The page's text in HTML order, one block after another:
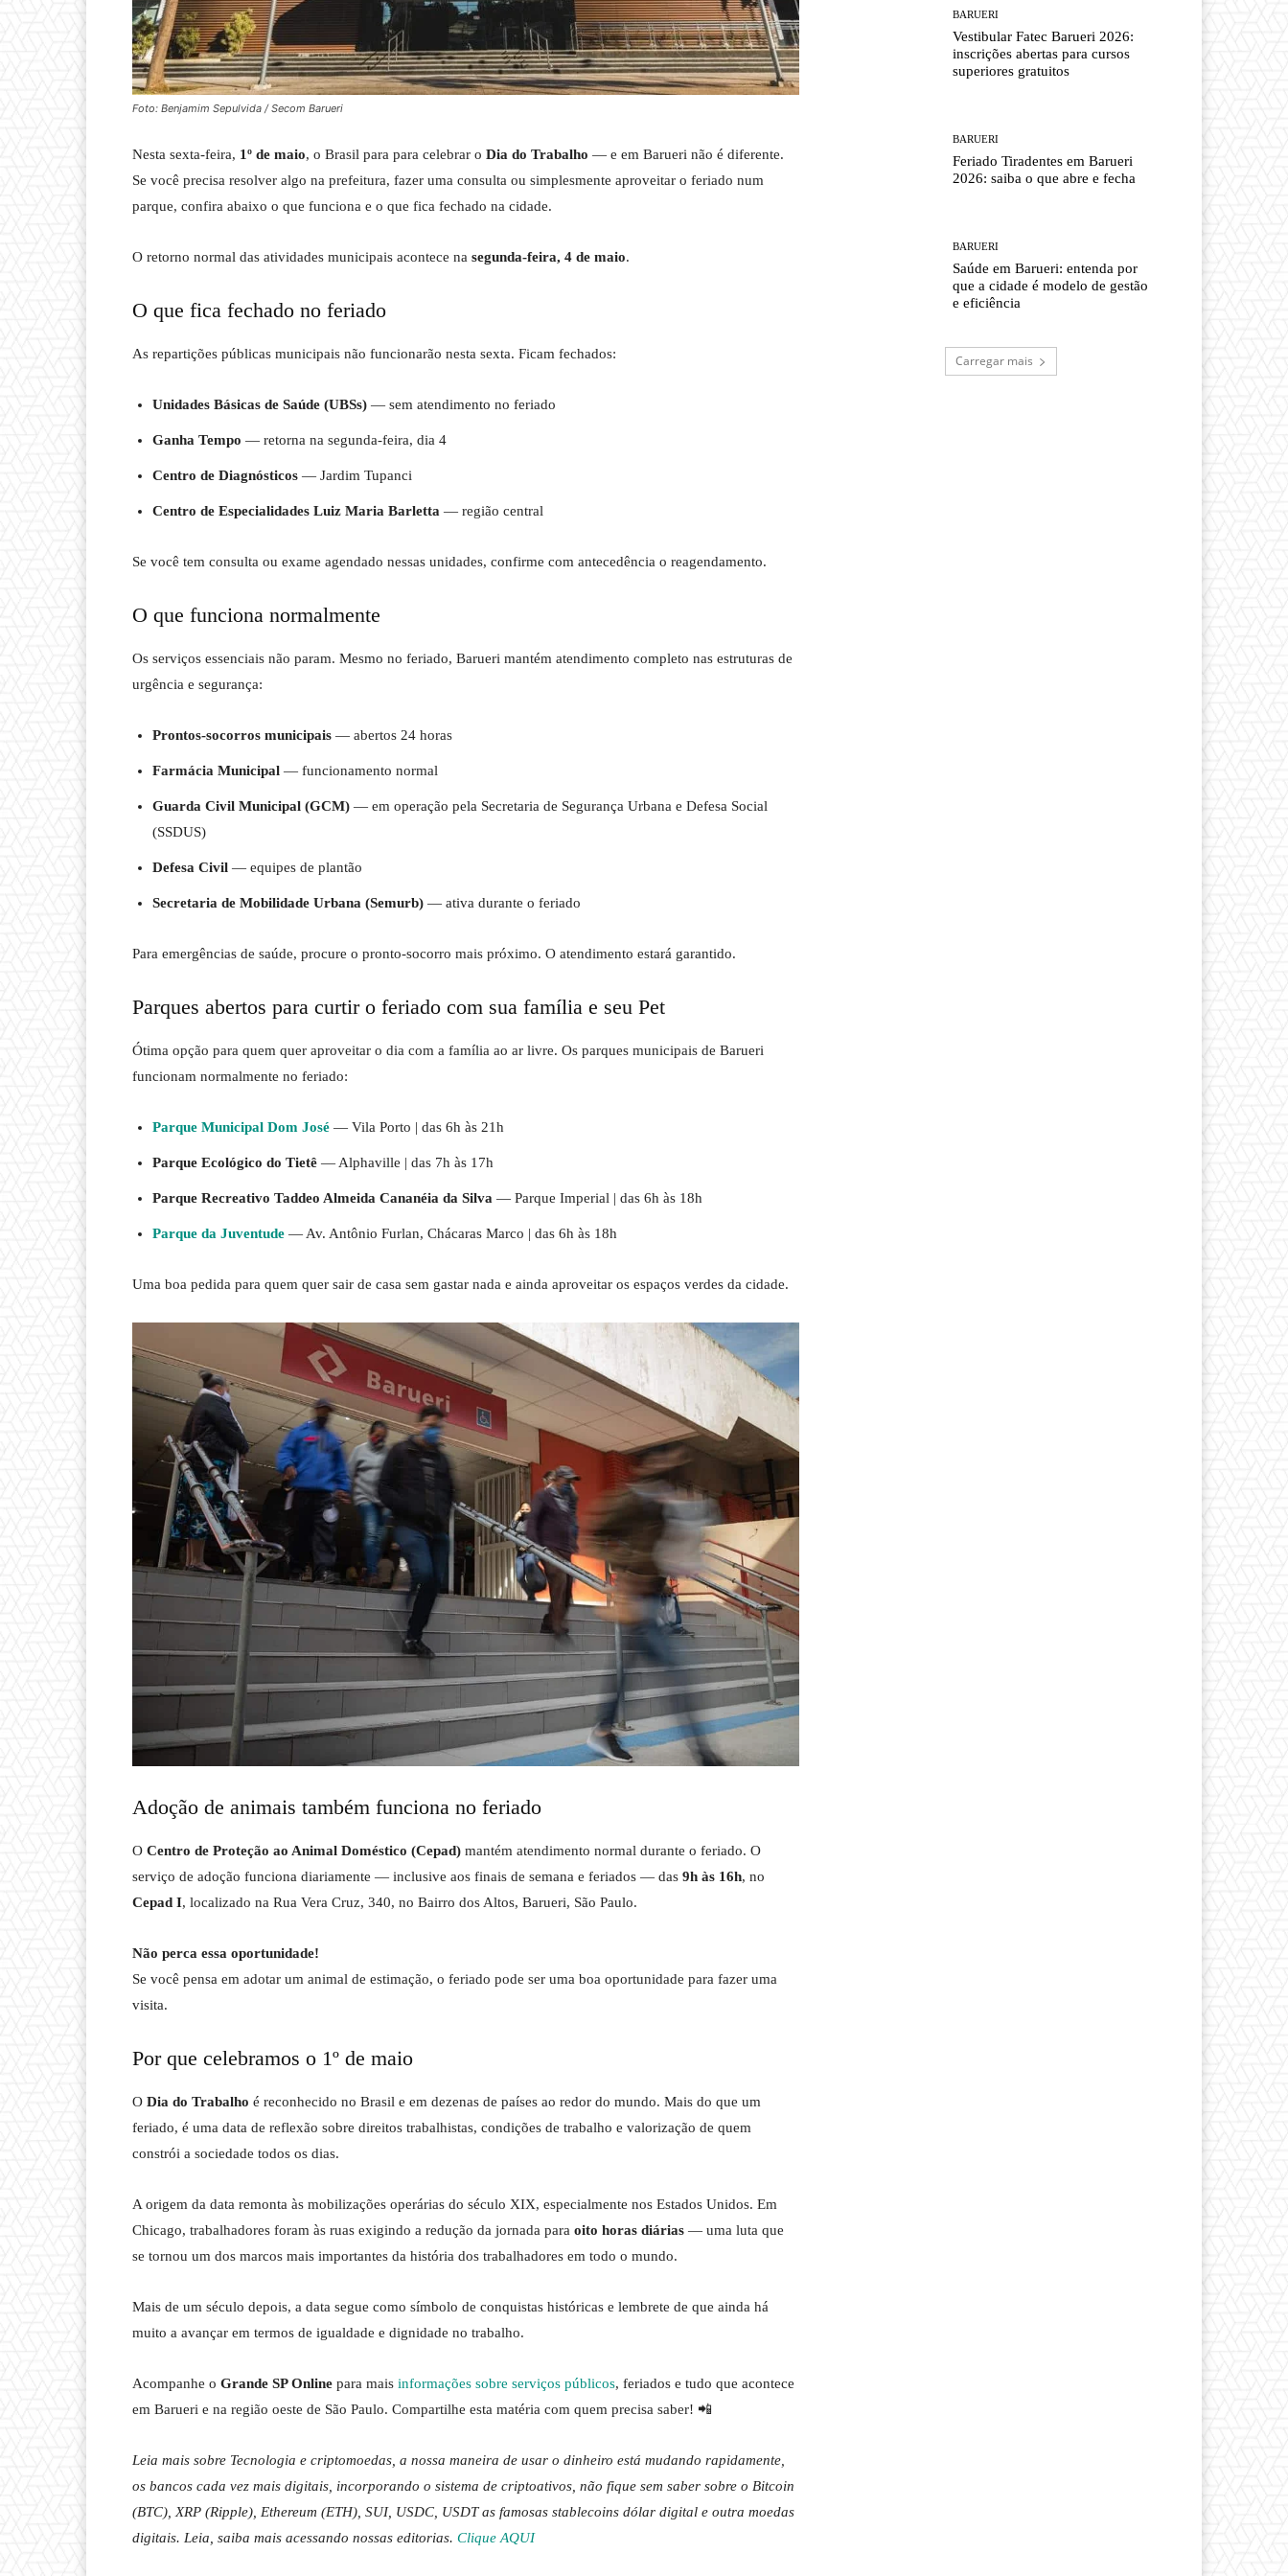
Foto: Benjamim Sepulvida / Secom Barueri
Nesta sexta-feira, 1º de maio, o Brasil para para celebrar o Dia do Trabalho — e em Barueri não é diferente.
Se você precisa resolver algo na prefeitura, fazer uma consulta ou simplesmente aproveitar o feriado num
parque, confira abaixo o que funciona e o que fica fechado na cidade.
O retorno normal das atividades municipais acontece na segunda-feira, 4 de maio.
O que fica fechado no feriado
As repartições públicas municipais não funcionarão nesta sexta. Ficam fechados:
Unidades Básicas de Saúde (UBSs) — sem atendimento no feriado
Ganha Tempo — retorna na segunda-feira, dia 4
Centro de Diagnósticos — Jardim Tupanci
Centro de Especialidades Luiz Maria Barletta — região central
Se você tem consulta ou exame agendado nessas unidades, confirme com antecedência o reagendamento.
O que funciona normalmente
Os serviços essenciais não param. Mesmo no feriado, Barueri mantém atendimento completo nas estruturas de
urgência e segurança:
Prontos-socorros municipais — abertos 24 horas
Farmácia Municipal — funcionamento normal
Guarda Civil Municipal (GCM) — em operação pela Secretaria de Segurança Urbana e Defesa Social
(SSDUS)
Defesa Civil — equipes de plantão
Secretaria de Mobilidade Urbana (Semurb) — ativa durante o feriado
Para emergências de saúde, procure o pronto-socorro mais próximo. O atendimento estará garantido.
Parques abertos para curtir o feriado com sua família e seu Pet
Ótima opção para quem quer aproveitar o dia com a família ao ar livre. Os parques municipais de Barueri
funcionam normalmente no feriado:
Parque Municipal Dom José — Vila Porto | das 6h às 21h
Parque Ecológico do Tietê — Alphaville | das 7h às 17h
Parque Recreativo Taddeo Almeida Cananéia da Silva — Parque Imperial | das 6h às 18h
Parque da Juventude — Av. Antônio Furlan, Chácaras Marco | das 6h às 18h
Uma boa pedida para quem quer sair de casa sem gastar nada e ainda aproveitar os espaços verdes da cidade.
Adoção de animais também funciona no feriado
O Centro de Proteção ao Animal Doméstico (Cepad) mantém atendimento normal durante o feriado. O
serviço de adoção funciona diariamente — inclusive aos finais de semana e feriados — das 9h às 16h, no
Cepad I, localizado na Rua Vera Cruz, 340, no Bairro dos Altos, Barueri, São Paulo.
Não perca essa oportunidade!
Se você pensa em adotar um animal de estimação, o feriado pode ser uma boa oportunidade para fazer uma
visita.
Por que celebramos o 1º de maio
O Dia do Trabalho é reconhecido no Brasil e em dezenas de países ao redor do mundo. Mais do que um
feriado, é uma data de reflexão sobre direitos trabalhistas, condições de trabalho e valorização de quem
constrói a sociedade todos os dias.
A origem da data remonta às mobilizações operárias do século XIX, especialmente nos Estados Unidos. Em
Chicago, trabalhadores foram às ruas exigindo a redução da jornada para oito horas diárias — uma luta que
se tornou um dos marcos mais importantes da história dos trabalhadores em todo o mundo.
Mais de um século depois, a data segue como símbolo de conquistas históricas e lembrete de que ainda há
muito a avançar em termos de igualdade e dignidade no trabalho.
Acompanhe o Grande SP Online para mais informações sobre serviços públicos, feriados e tudo que acontece
em Barueri e na região oeste de São Paulo. Compartilhe esta matéria com quem precisa saber! 📲
Leia mais sobre Tecnologia e criptomoedas, a nossa maneira de usar o dinheiro está mudando rapidamente,
os bancos cada vez mais digitais, incorporando o sistema de criptoativos, não fique sem saber sobre o Bitcoin
(BTC), XRP (Ripple), Ethereum (ETH), SUI, USDC, USDT as famosas stablecoins dólar digital e outra moedas
digitais. Leia, saiba mais acessando nossas editorias. Clique AQUI
BARUERI
Vestibular Fatec Barueri 2026:
inscrições abertas para cursos
superiores gratuitos
BARUERI
Feriado Tiradentes em Barueri
2026: saiba o que abre e fecha
BARUERI
Saúde em Barueri: entenda por
que a cidade é modelo de gestão
e eficiência
Carregar mais